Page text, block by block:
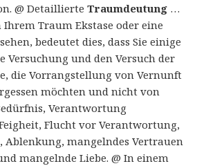
@ DetaillierteTraumdeutung …
Ihrem Traum Ekstase oder eine
bedeutet dies, dass Sie einige
Versuchung und den Versuch der
die Vorrangstellung von Vernunft
möchten und nicht von
Verantwortung
Flucht vor Verantwortung,
Ablenkung, mangelndes Vertrauen
mangelnde Liebe. @ In einem